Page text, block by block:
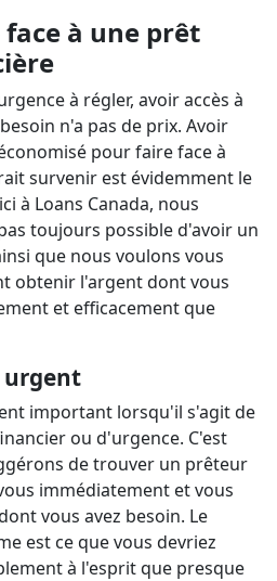
à une prêt
à régler, avoir accès à
n'a pas de prix. Avoir
pour faire face à
survenir est évidemment le
à Loans Canada, nous
toujours possible d'avoir un
que nous voulons vous
obtenir l'argent dont vous
et efficacement que
urgent
important lorsqu'il s'agit de
ou d'urgence. C'est
de trouver un prêteur
immédiatement et vous
vous avez besoin. Le
est ce que vous devriez
à l'esprit que presque